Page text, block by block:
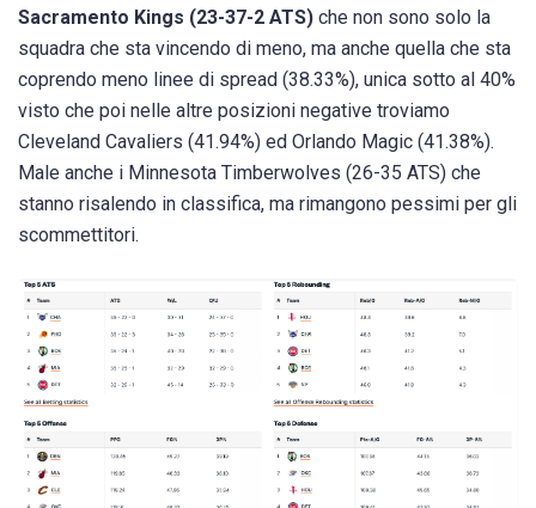
Sacramento Kings (23-37-2 ATS) che non sono solo la
squadra che sta vincendo di meno, ma anche quella che sta
coprendo meno linee di spread (38.33%), unica sotto al 40%
visto che poi nelle altre posizioni negative troviamo
Cleveland Cavaliers (41.94%) ed Orlando Magic (41.38%).
Male anche i Minnesota Timberwolves (26-35 ATS) che
stanno risalendo in classifica, ma rimangono pessimi per gli
scommettitori.